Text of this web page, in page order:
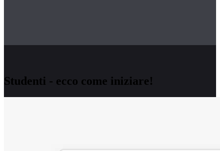
Studenti - ecco come iniziare!